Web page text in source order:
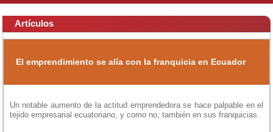
Artículos
El emprendimiento se alía con la franquicia en Ecuador
Un notable aumento de la actitud emprendedora se hace palpable en el
tejido empresarial ecuatoriano, y como no, también en sus franquicias.